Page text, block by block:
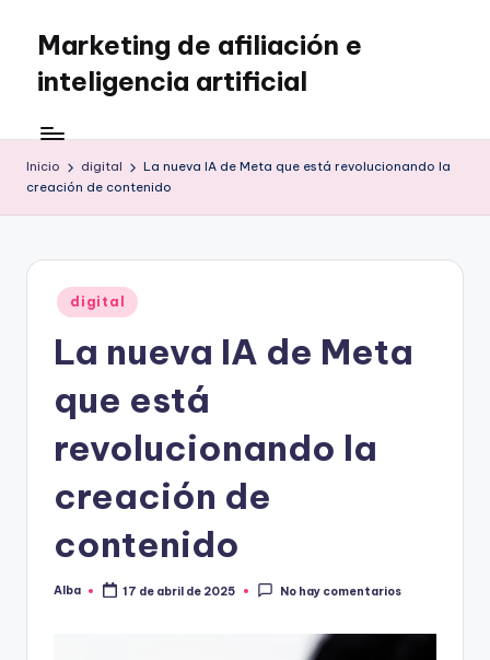
Saltar
contenido
Marketing de afiliación e
inteligencia artificial
Inicio digital
La nueva IA de Meta que está revolucionando la
creación de contenido
Publicado
en
digital
La nueva IA de Meta
que está
revolucionando la
creación de
contenido
Publicado
Alba 17 de abril de 2025 No hay comentarios